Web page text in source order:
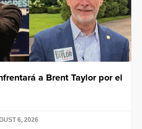
a Brent Taylor por el
6, 2026